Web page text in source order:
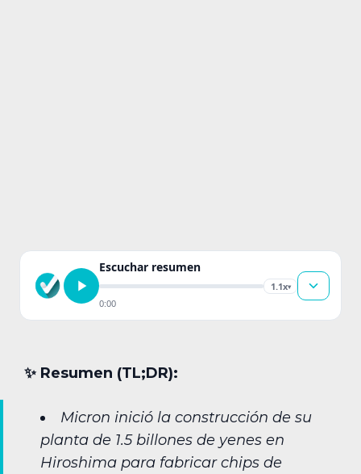
Escuchar resumen
1.1x▾
0:00
✨︎ Resumen (TL;DR):
Micron inició la construcción de su
planta de 1.5 billones de yenes en
Hiroshima para fabricar chips de